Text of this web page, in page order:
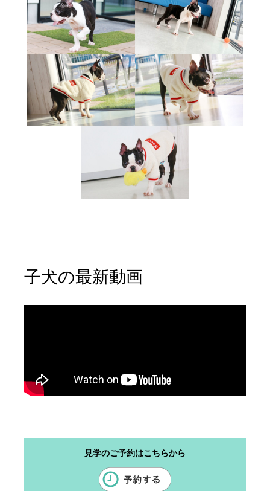
子犬の最新動画
見学のご予約はこちらから